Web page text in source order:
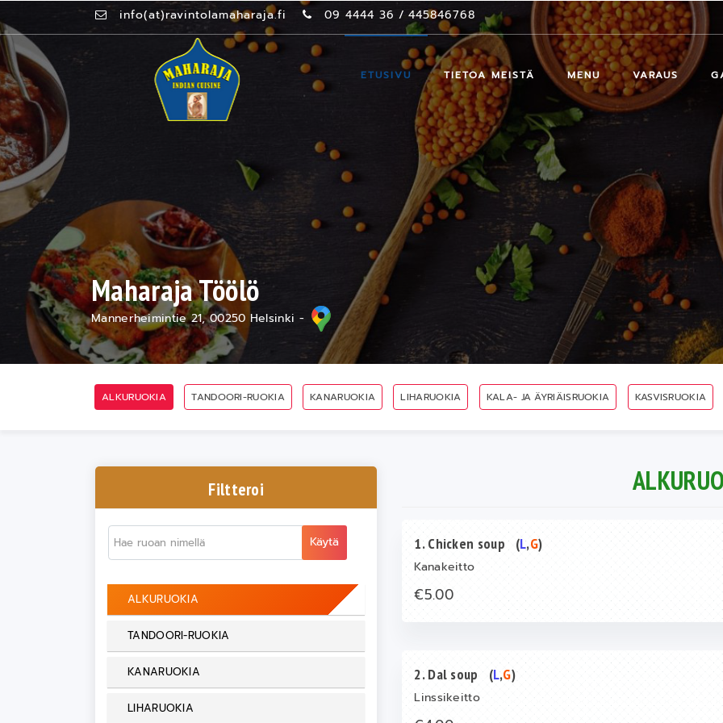
info(at)ravintolamaharaja.fi 09 4444 36 /445846768
ETUSIVU TIETOA MEISTÄ MENU VARAUS
Maharaja Töölö
Mannerheimintie 21, 00250 Helsinki -
ALKURUOKIA TANDOORI-RUOKIA KANARUOKIA LIHARUOKIA KALA- JA ÄYRIÄISRUOKIA KASVISRUOKIA
Filtteroi
Käytä
ALKURUOKIA
TANDOORI-RUOKIA
KANARUOKIA
LIHARUOKIA
1. Chicken soup (L,G)
Kanakeitto
€5.00
2. Dal soup (L,G)
Linssikeitto